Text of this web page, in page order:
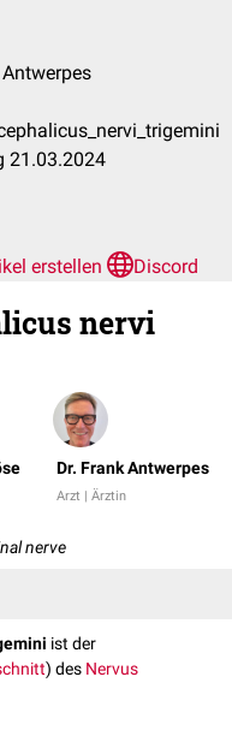
21.03.2024
erstellen Discord
nervi
Dr. Frank Antwerpes
Arzt | Ärztin
nerve
ist der
) des Nervus